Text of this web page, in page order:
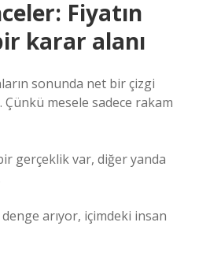
Fiyatın
karar alanı
sonunda net bir çizgi
mesele sadece rakam
gerçeklik var, diğer yanda
arıyor, içimdeki insan